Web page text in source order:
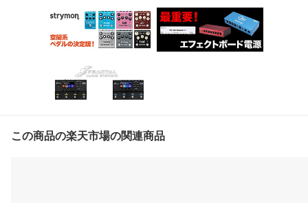
この商品の楽天市場の関連商品